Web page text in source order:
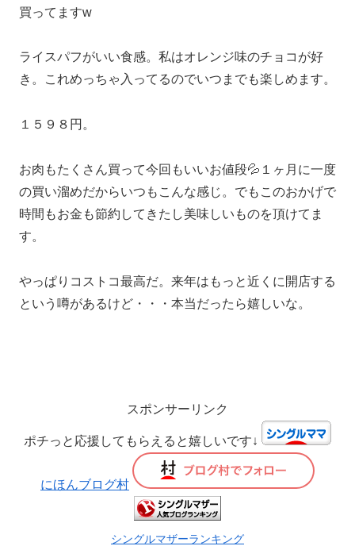
買ってますw
ライスパフがいい食感。私はオレンジ味のチョコが好
き。これめっちゃ入ってるのでいつまでも楽しめます。
１５９８円。
お肉もたくさん買って今回もいいお値段💦１ヶ月に一度
の買い溜めだからいつもこんな感じ。でもこのおかげで
時間もお金も節約してきたし美味しいものを頂けてま
す。
やっぱりコストコ最高だ。来年はもっと近くに開店する
という噂があるけど・・・本当だったら嬉しいな。
スポンサーリンク
ポチっと応援してもらえると嬉しいです↓
にほんブログ村
シングルマザーランキング